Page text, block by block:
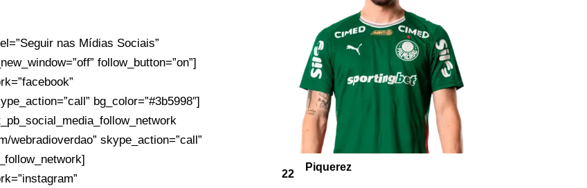
nas Mídias Sociais”
follow_button=”on”]
bg_color=”#3b5998″]
webradioverdao” skype_action=”call”
22
Piquerez